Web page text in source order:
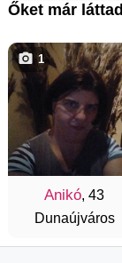
Őket már
Anikó, 43
Dunaújváros
1